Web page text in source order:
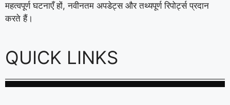
महत्वपूर्ण घटनाएँ हों, नवीनतम अपडेट्स और तथ्यपूर्ण रिपोर्ट्स प्रदान
करते हैं।
QUICK LINKS